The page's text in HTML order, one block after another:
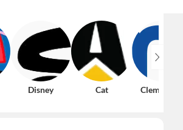
Disney Cat